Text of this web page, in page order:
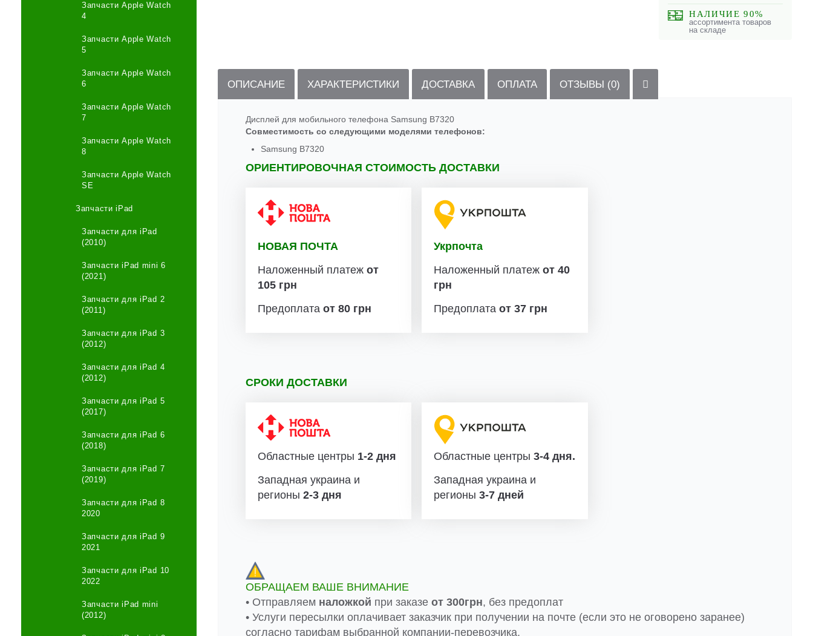
Запчасти Apple Watch
4
Запчасти Apple Watch
5
Запчасти Apple Watch
6
Запчасти Apple Watch
7
Запчасти Apple Watch
8
Запчасти Apple Watch
SE
Запчасти iPad
Запчасти для iPad
(2010)
Запчасти iPad mini 6
(2021)
Запчасти для iPad 2
(2011)
Запчасти для iPad 3
(2012)
Запчасти для iPad 4
(2012)
Запчасти для iPad 5
(2017)
Запчасти для iPad 6
(2018)
Запчасти для iPad 7
(2019)
Запчасти для iPad 8
2020
Запчасти для iPad 9
2021
Запчасти для iPad 10
2022
Запчасти iPad mini
(2012)
НАЛИЧИЕ 90%
ассортимента товаров
на складе
ОПИСАНИЕ ХАРАКТЕРИСТИКИ ДОСТАВКА ОПЛАТА ОТЗЫВЫ (0)
Дисплей для мобильного телефона Samsung B7320
Совместимость со следующими моделями телефонов:
Samsung B7320
ОРИЕНТИРОВОЧНАЯ СТОИМОСТЬ ДОСТАВКИ
НОВАЯ ПОЧТА
Наложенный платеж от
105 грн
Предоплата от 80 грн
Укрпочта
Наложенный платежот 40
грн
Предоплатаот 37 грн
СРОКИ ДОСТАВКИ
Областные центры 1-2 дня
Западная украина и
регионы 2-3 дня
Областные центры 3-4 дня.
Западная украина и
регионы 3-7 дней
ОБРАЩАЕМ ВАШЕ ВНИМАНИЕ
• Отправляем наложкой при заказе от 300грн, без предоплат
• Услуги пересылки оплачивает заказчик при получении на почте (если это не оговорено заранее)
согласно тарифам выбранной компании-перевозчика.